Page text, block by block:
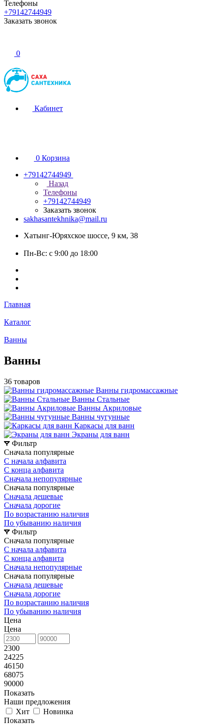
Телефоны
+79142744949
Заказать звонок
0
Кабинет
0 Корзина
+79142744949
Назад
Телефоны
+79142744949
Заказать звонок
sakhasantekhnika@mail.ru
Хатынг-Юряхское шоссе, 9 км, 38
Пн-Вс: с 9:00 до 18:00
Главная
Каталог
Ванны
Ванны
36 товаров
Ванны гидромассажные
Ванны Стальные
Ванны Акриловые
Ванны чугунные
Каркасы для ванн
Экраны для ванн
Фильтр
Сначала популярные
С начала алфавита
С конца алфавита
Сначала непопулярные
Сначала популярные
Сначала дешевые
Сначала дорогие
По возрастанию наличия
По убыванию наличия
Фильтр
Сначала популярные
С начала алфавита
С конца алфавита
Сначала непопулярные
Сначала популярные
Сначала дешевые
Сначала дорогие
По возрастанию наличия
По убыванию наличия
Цена
Цена
2300
24225
46150
68075
90000
Показать
Наши предложения
Хит
Новинка
Показать